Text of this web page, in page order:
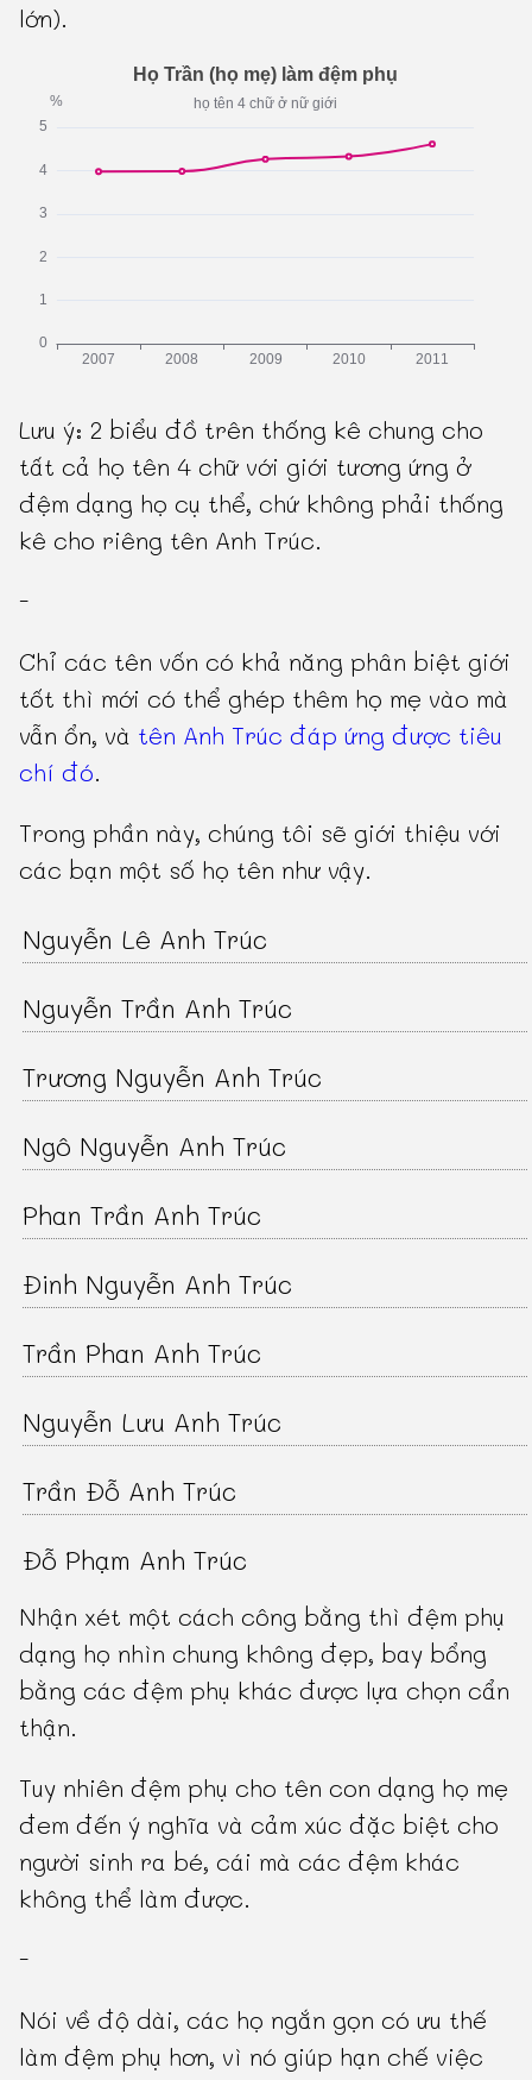
lớn).
Lưu ý: 2 biểu đồ trên thống kê chung cho
tất cả họ tên 4 chữ với giới tương ứng ở
đệm dạng họ cụ thể, chứ không phải thống
kê cho riêng tên Anh Trúc.
-
Chỉ các tên vốn có khả năng phân biệt giới
tốt thì mới có thể ghép thêm họ mẹ vào mà
vẫn ổn, và tên Anh Trúc đáp ứng được tiêu
chí đó.
Trong phần này, chúng tôi sẽ giới thiệu với
các bạn một số họ tên như vậy.
Nguyễn Lê Anh Trúc
Nguyễn Trần Anh Trúc
Trương Nguyễn Anh Trúc
Ngô Nguyễn Anh Trúc
Phan Trần Anh Trúc
Đinh Nguyễn Anh Trúc
Trần Phan Anh Trúc
Nguyễn Lưu Anh Trúc
Trần Đỗ Anh Trúc
Đỗ Phạm Anh Trúc
Nhận xét một cách công bằng thì đệm phụ
dạng họ nhìn chung không đẹp, bay bổng
bằng các đệm phụ khác được lựa chọn cẩn
thận.
Tuy nhiên đệm phụ cho tên con dạng họ mẹ
đem đến ý nghĩa và cảm xúc đặc biệt cho
người sinh ra bé, cái mà các đệm khác
không thể làm được.
-
Nói về độ dài, các họ ngắn gọn có ưu thế
làm đệm phụ hơn, vì nó giúp hạn chế việc